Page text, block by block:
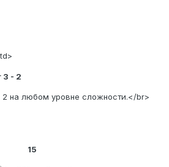
3 - 2
2 на любом уровне сложности.</br>
15